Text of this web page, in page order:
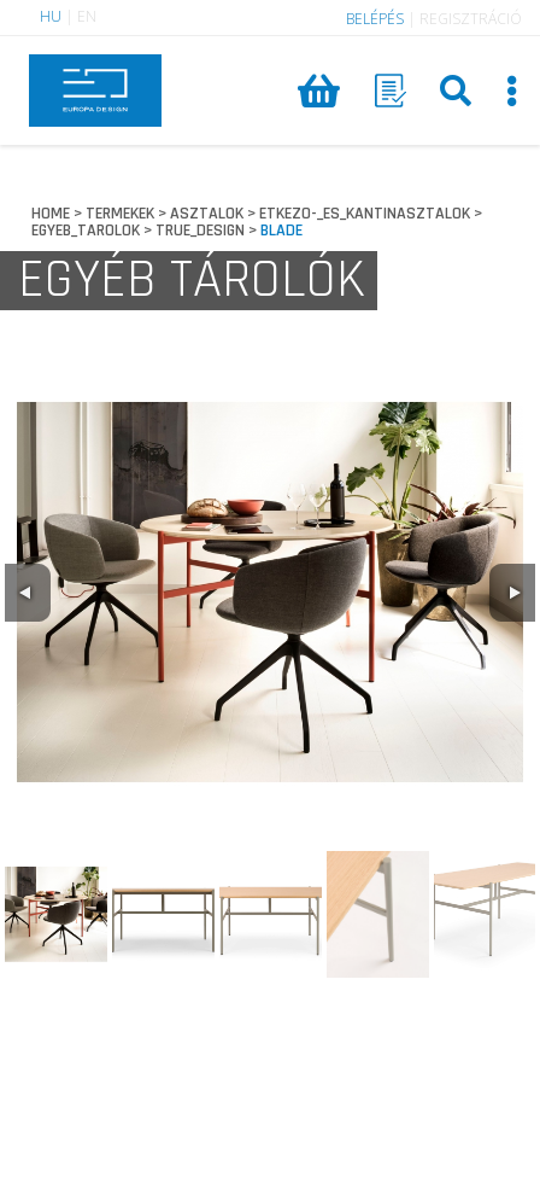
HU EN BELÉPÉS REGISZTRÁCIÓ
HOME > TERMEKEK >ASZTALOK >ETKEZO-_ES_KANTINASZTALOK >
EGYEB_TAROLOK > TRUE_DESIGN >BLADE
EGYÉB TÁROLÓK